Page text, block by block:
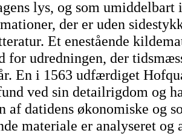
lys, og som umiddelbart
der er uden
Et enestående
for udredningen, der
En i 1563 udfærdiget
ved sin detailrigdom og
af datidens økonomiske og
materiale er analyseret